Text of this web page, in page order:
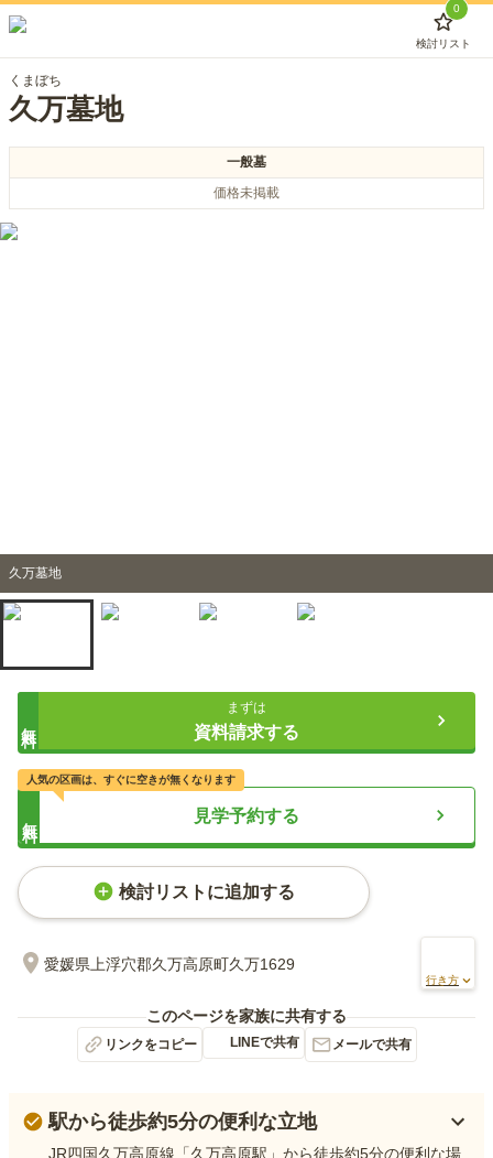
0
検討リスト
くまぼち
久万墓地
一般墓
価格未掲載
久万墓地
まずは
資料請求する
見学予約する
人気の区画は、すぐに空きが無くなります
検討リストに追加する
愛媛県上浮穴郡久万高原町久万1629
行き方
このページを家族に共有する
リンクをコピー LINEで共有 メールで共有
駅から徒歩約5分の便利な立地
JR四国久万高原線「久万高原駅」から徒歩約5分の便利な場